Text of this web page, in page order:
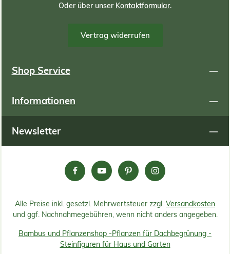
Oder über unser Kontaktformular.
Vertrag widerrufen
Shop Service
Informationen
Newsletter
Alle Preise inkl. gesetzl. Mehrwertsteuer zzgl. Versandkosten
und ggf. Nachnahmegebühren, wenn nicht anders angegeben.
Bambus und Pflanzenshop -Pflanzen für Dachbegrünung -
Steinfiguren für Haus und Garten